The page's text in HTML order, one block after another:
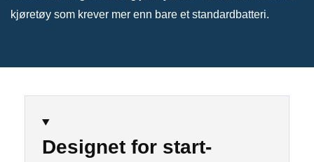
kjøretøy som krever mer enn bare et standardbatteri.
Designet for start-